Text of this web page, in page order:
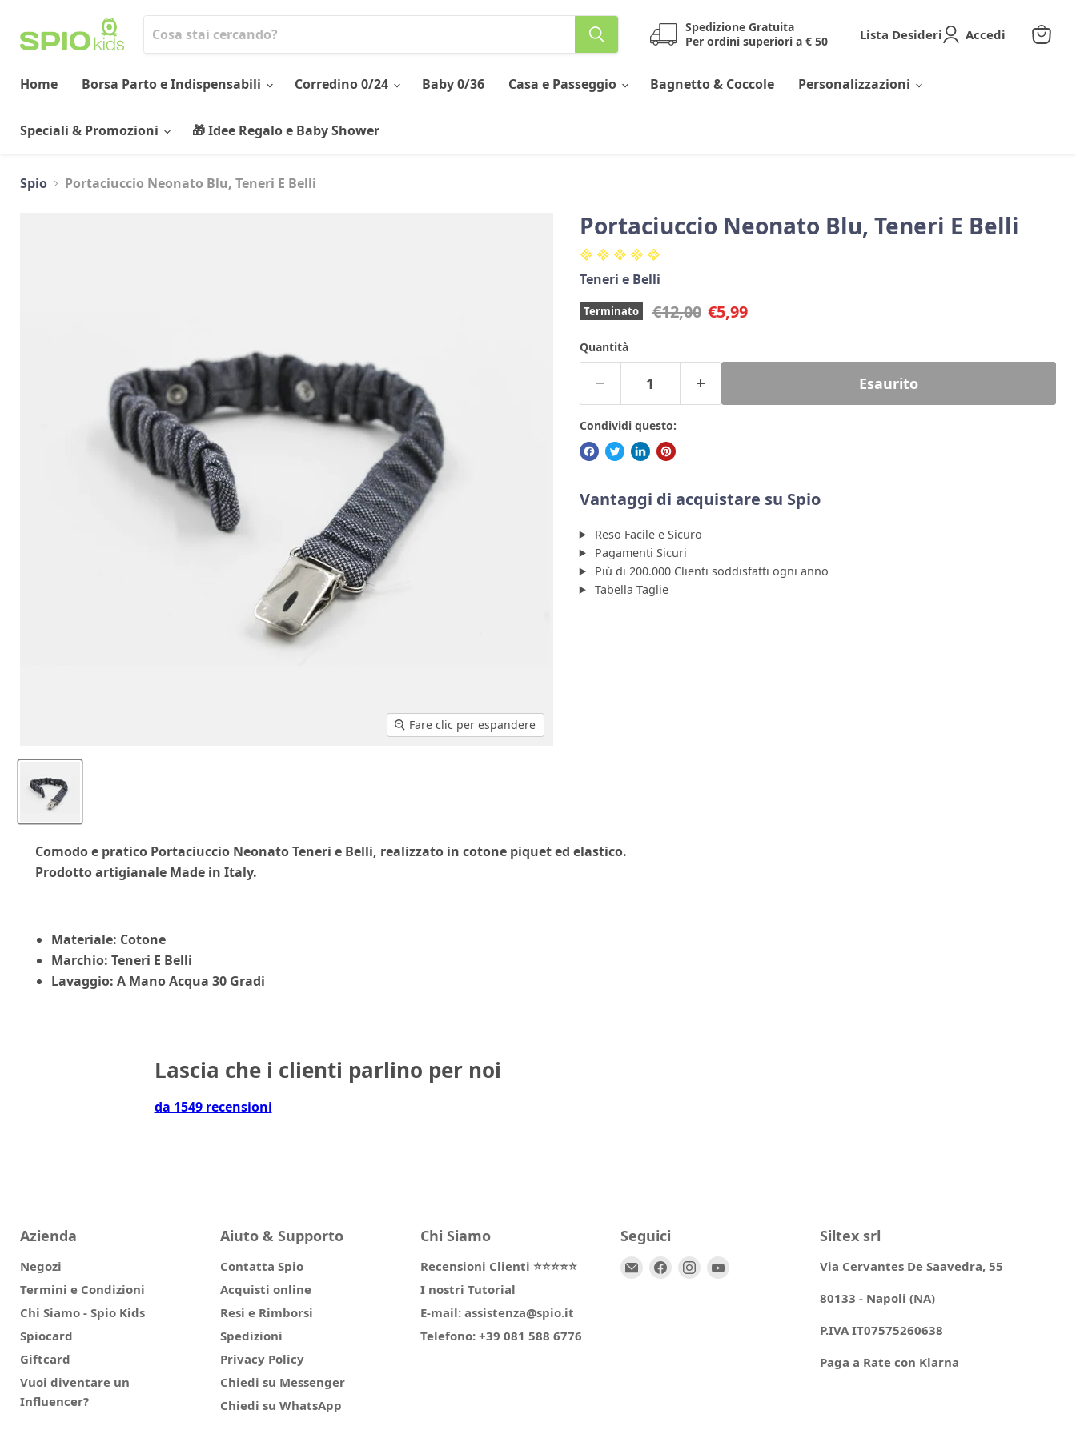
Spedizione Gratuita
Per ordini superiori a € 50
Lista Desideri Accedi
Home Borsa Parto e Indispensabili Corredino 0/24 Baby 0/36 Casa e Passeggio Bagnetto & Coccole Personalizzazioni
Speciali & Promozioni 🎁 Idee Regalo e Baby Shower
Spio Portaciuccio Neonato Blu, Teneri E Belli
Fare clic per espandere
Portaciuccio Neonato Blu, Teneri E Belli
Teneri e Belli
Terminato Prezzo originale
€12,00 Prezzo corrente
€5,99
Quantità
Esaurito
Condividi questo:
Vantaggi di acquistare su Spio
Reso Facile e Sicuro
Pagamenti Sicuri
Più di 200.000 Clienti soddisfatti ogni anno
Tabella Taglie
Comodo e pratico Portaciuccio Neonato Teneri e Belli, realizzato in cotone piquet ed elastico.
Prodotto artigianale Made in Italy.
Materiale: Cotone
Marchio: Teneri E Belli
Lavaggio: A Mano Acqua 30 Gradi
Lascia che i clienti parlino per noi
da 1549 recensioni
Azienda
Negozi
Termini e Condizioni
Chi Siamo - Spio Kids
Spiocard
Giftcard
Vuoi diventare un
Influencer?
Aiuto & Supporto
Contatta Spio
Acquisti online
Resi e Rimborsi
Spedizioni
Privacy Policy
Chiedi su Messenger
Chiedi su WhatsApp
Chi Siamo
Recensioni Clienti ⭐⭐⭐⭐⭐
I nostri Tutorial
E-mail: assistenza@spio.it
Telefono: +39 081 588 6776
Seguici
Email
TrovaciTrovaci
Siltex srl
Via Cervantes De Saavedra, 55
80133 - Napoli (NA)
P.IVA IT07575260638
Paga a Rate con Klarna